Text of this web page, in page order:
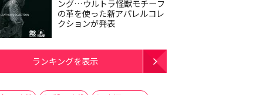
ング…ウルトラ怪獣モチーフ
の革を使った新アパレルコレ
クションが発表
ランキングを表示